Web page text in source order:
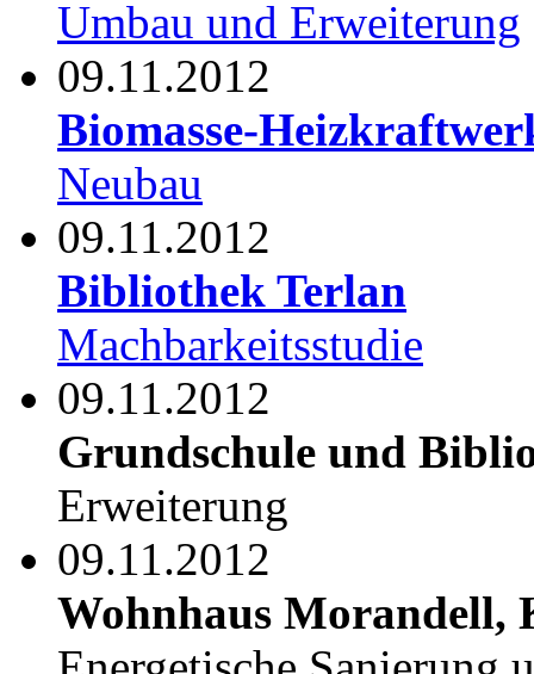
Umbau und Erweiterung
09.11.2012
Biomasse-
Neubau
09.11.2012
Bibliothek Terlan
Machbarkeitsstudie
09.11.2012
Grundschule und
Erweiterung
09.11.2012
Wohnhaus Morandell,